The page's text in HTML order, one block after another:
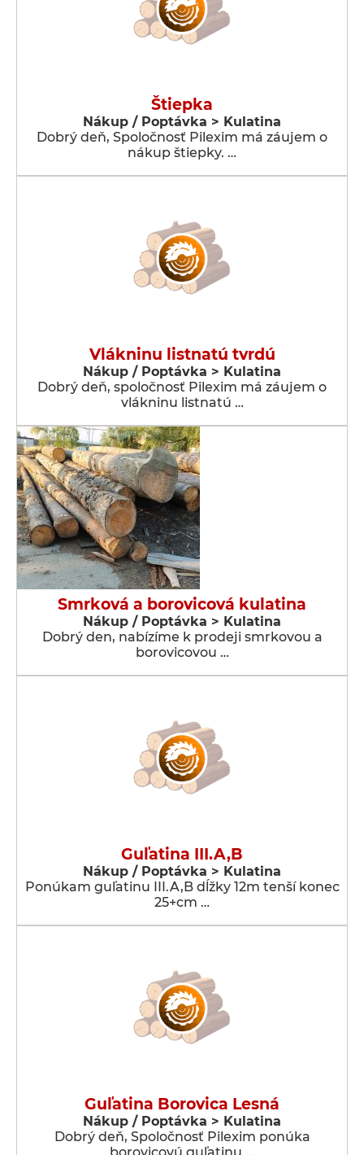
Štiepka
Nákup / Poptávka > Kulatina
Dobrý deň, Spoločnosť Pilexim má záujem o
nákup štiepky. …
Vlákninu listnatú tvrdú
Nákup / Poptávka > Kulatina
Dobrý deň, spoločnosť Pilexim má záujem o
vlákninu listnatú …
Smrková a borovicová kulatina
Nákup / Poptávka > Kulatina
Dobrý den, nabízíme k prodeji smrkovou a
borovicovou …
Guľatina III.A,B
Nákup / Poptávka > Kulatina
Ponúkam guľatinu III.A,B dĺžky 12m tenší konec
25+cm …
Guľatina Borovica Lesná
Nákup / Poptávka > Kulatina
Dobrý deň, Spoločnosť Pilexim ponúka